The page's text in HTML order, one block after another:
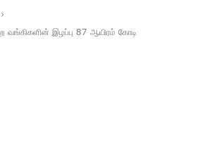
வங்கிகளின் இழப்பு 87 ஆயிரம் கோடி